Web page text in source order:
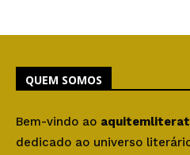
QUEM SOMOS
Bem-vindo ao
dedicado ao universo